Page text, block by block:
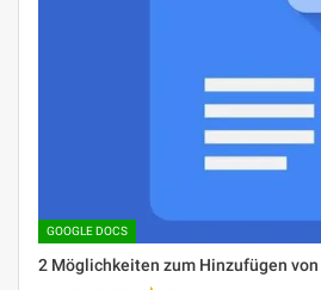
GOOGLE DOCS
2 Möglichkeiten zum Hinzufügen